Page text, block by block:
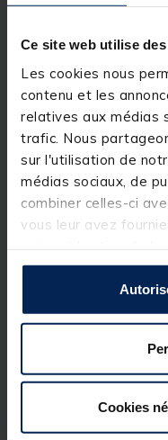
Ce site web utilise
Les cookies nous
contenu et les
relatives aux médias
trafic. Nous
sur l'utilisation de
médias sociaux, de
combiner celles-ci
vous leur avez
Cookies
Cette gamme se
allie habilement
vous y trouverez
vos besoins.
Détails
Caractéristiques :
1 Canne Parallel
• 2 Top 4 sections
• 1 Cupping kit 3
• Tubes de